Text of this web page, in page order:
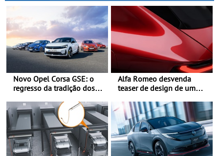
Novo Opel Corsa GSE: o
regresso da tradição dos
potente, rápido: 207 kW
(281 cv), 345 Nm, 0 aos
100 km/h em 5,5 segundos
Alfa Romeo desvenda
teaser de design de um
C - Apresentado
oficialmente no quarto
trimestre de 2027